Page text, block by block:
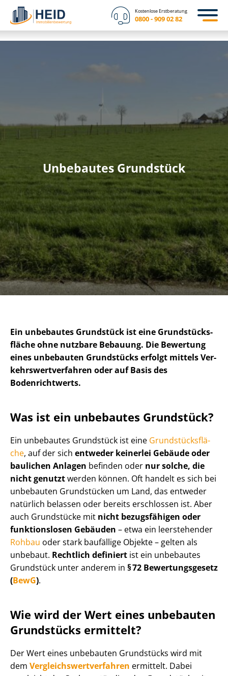
Kostenlose Erstberatung
0800 - 909 02 82
Unbebautes Grundstück
Ein unbebautes Grundstück ist eine Grund­stücks­
flä­che ohne nutzbare Bebauung. Die Bewertung
eines unbebauten Grundstücks erfolgt mittels Ver­
kehrs­wert­ver­fah­ren oder auf Basis des
Bodenrichtwerts.
Was ist ein unbebautes Grundstück?
Ein unbebautes Grundstück ist eine Grund­stücks­flä­
che, auf der sich entweder keinerlei Gebäude oder
baulichen Anlagen befinden oder nur solche, die
nicht genutztwerden können. Oft handelt es sich bei
unbebauten Grundstücken um Land, das entweder
natürlich belassen oder bereits erschlossen ist. Aber
auch Grundstücke mit nicht bezugsfähigen oder
funktionslosen Gebäuden – etwa ein leerstehender
Rohbau oder stark baufällige Objekte – gelten als
unbebaut. Rechtlich definiert ist ein unbebautes
Grundstück unter anderem in § 72 Be­wer­tungs­ge­setz
(BewG).
Wie wird der Wert eines unbebauten
Grundstücks ermittelt?
Der Wert eines unbebauten Grundstücks wird mit
dem Ver­gleichs­wert­ver­fah­ren ermittelt. Dabei